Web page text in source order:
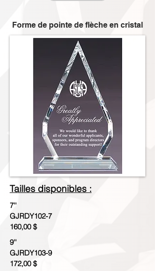
Forme de pointe de flèche en cristal
Tailles disponibles :
7''
GJRDY102-7
160,00 $
9''
GJRDY103-9
172,00 $